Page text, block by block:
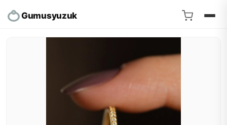
Gumusyuzuk